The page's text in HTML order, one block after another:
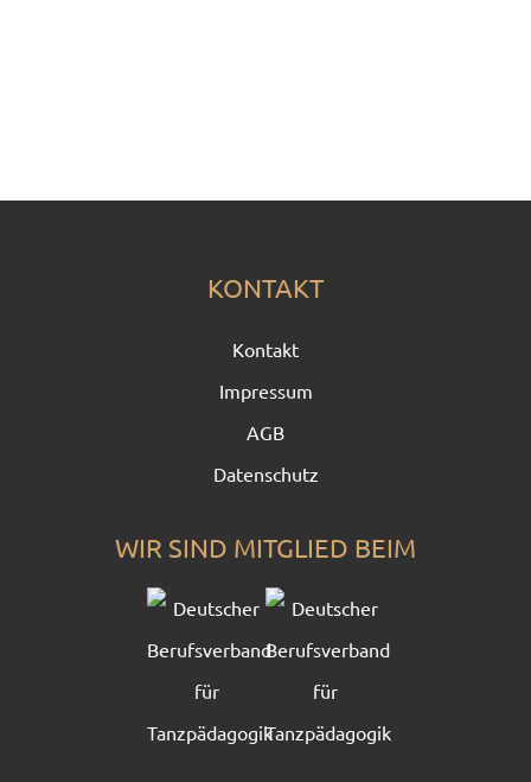
KONTAKT
Kontakt
Impressum
AGB
Datenschutz
WIR SIND MITGLIED BEIM